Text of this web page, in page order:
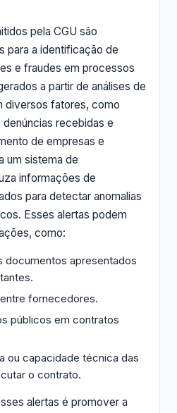
pela CGU são
para a identificação de
e fraudes em processos
a partir de análises de
diversos fatores, como
recebidas e
de empresas e
um sistema de
informações de
para detectar anomalias
Esses alertas podem
como:
documentos apresentados
fornecedores.
públicos em contratos
ou capacidade técnica das
o contrato.
alertas é promover a